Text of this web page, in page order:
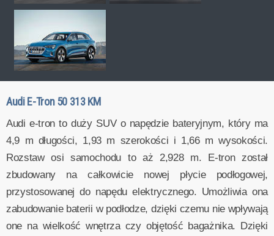
Audi E-Tron 50 313 KM
Audi e-tron to duży SUV o napędzie bateryjnym, który ma
4,9 m długości, 1,93 m szerokości i 1,66 m wysokości.
Rozstaw osi samochodu to aż 2,928 m. E-tron został
zbudowany na całkowicie nowej płycie podłogowej,
przystosowanej do napędu elektrycznego. Umożliwia ona
zabudowanie baterii w podłodze, dzięki czemu nie wpływają
one na wielkość wnętrza czy objętość bagażnika. Dzięki